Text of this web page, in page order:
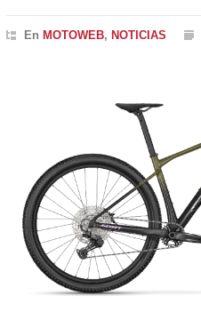
En MOTOWEB, NOTICIAS